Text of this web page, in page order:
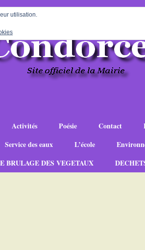
Activités Poésie Contact
Service des eaux L’école
BRULAGE DES VEGETAUX
utilisation.